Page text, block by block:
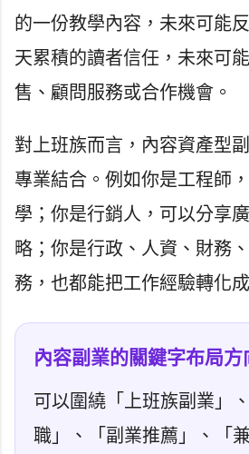
的一份教學內容，未來可能
天累積的讀者信任，未來可
售、顧問服務或合作機會。
對上班族而言，內容資產型
專業結合。例如你是工程師
學；你是行銷人，可以分享
略；你是行政、人資、財務
務，也都能把工作經驗轉化
內容副業的關鍵字布局方
可以圍繞「上班族副業」
職」、「副業推薦」、「